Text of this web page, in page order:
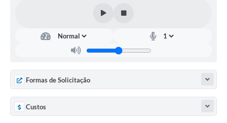
Formas de Solicitação
Custos